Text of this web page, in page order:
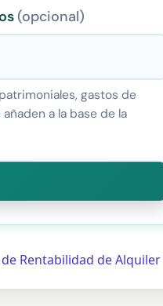
(opcional)
gastos de
a la base de la
Rentabilidad de